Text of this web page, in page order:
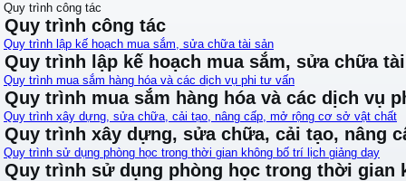
Quy trình công tác
Quy trình công tác
Quy trình lập kế hoạch mua sắm, sửa chữa tài sản
Quy trình lập kế hoạch mua sắm, sửa chữa
Quy trình mua sắm hàng hóa và các dịch vụ phi tư vấn
Quy trình mua sắm hàng hóa và các dịch vụ
Quy trình xây dựng, sửa chữa, cải tạo, nâng cấp, mở rộng cơ sở vật chất
Quy trình xây dựng, sửa chữa, cải tạo, nâng
Quy trình sử dụng phòng học trong thời gian không bố trí lịch giảng dạy
Quy trình sử dụng phòng học trong thời gian